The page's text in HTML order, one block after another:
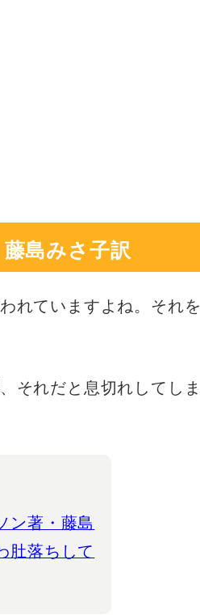
島みさ子訳
れていますよね。それを
それだと息切れしてしま
ン著・藤島
肚落ちして